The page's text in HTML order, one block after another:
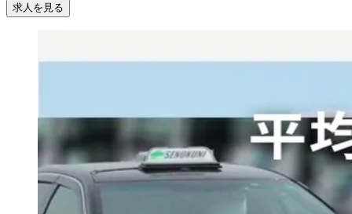
求人を見る